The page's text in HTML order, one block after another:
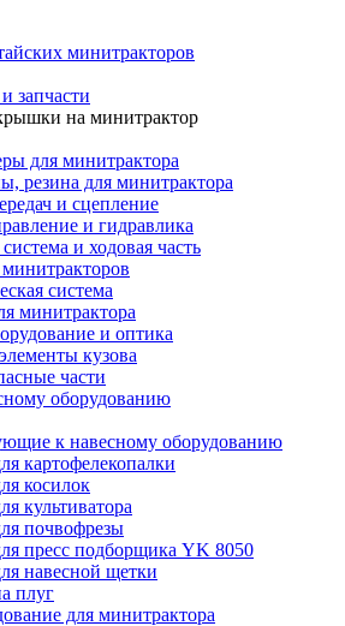
минитракторов
запчасти
на минитрактор
для минитрактора
резина для минитрактора
и сцепление
и гидравлика
и ходовая часть
система
минитрактора
и оптика
кузова
части
оборудованию
к навесному оборудованию
картофелекопалки
косилок
культиватора
почвофрезы
пресс подборщика YK 8050
навесной щетки
плуг
для минитрактора